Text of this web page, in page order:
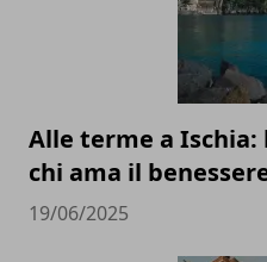
Alle terme a Ischia:
chi ama il
19/06/2025